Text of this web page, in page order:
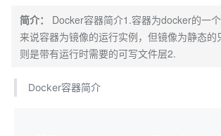
简介：
Docker容器简介1.容器为docker的一
来说容器为镜像的运行实例，但镜像为静态的
则是带有运行时需要的可写文件层2.
Docker容器简介